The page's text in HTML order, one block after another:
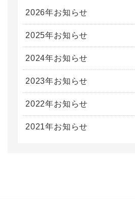
2026年お知らせ
2025年お知らせ
2024年お知らせ
2023年お知らせ
2022年お知らせ
2021年お知らせ